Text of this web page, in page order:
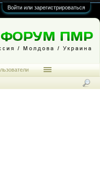
Войти или зарегистрироваться